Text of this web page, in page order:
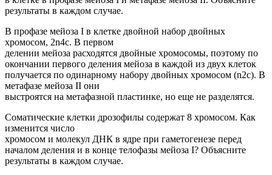
результаты в каждом случае.
В профазе мейоза I в клетке двойной набор двойных
хромосом, 2n4c. В первом
делении мейоза расходятся двойные хромосомы, поэтому по
окончании первого деления мейоза в каждой из двух клеток
получается по одинарному набору двойных хромосом (n2c). В
метафазе мейоза II они
выстроятся на метафазной пластинке, но еще не разделятся.
Соматические клетки дрозофилы содержат 8 хромосом. Как
изменится число
хромосом и молекул ДНК в ядре при гаметогенезе перед
началом деления и в конце телофазы мейоза I? Объясните
результаты в каждом случае.